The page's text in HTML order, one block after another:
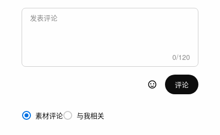
0/120
评论
素材评论 与我相关